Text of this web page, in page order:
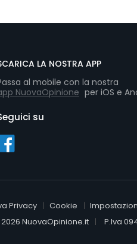
LA NOSTRA APP
al mobile con la nostra
NuovaOpinione per iOS e
su
Privacy Cookie
NuovaOpinione.it
P.Iva